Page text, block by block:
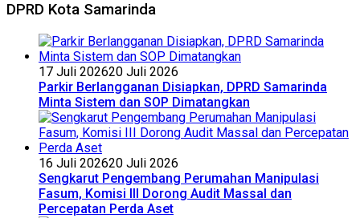
DPRD Kota Samarinda
17 Juli 202620 Juli 2026
Parkir Berlangganan Disiapkan, DPRD Samarinda
Minta Sistem dan SOP Dimatangkan
16 Juli 202620 Juli 2026
Sengkarut Pengembang Perumahan Manipulasi
Fasum, Komisi III Dorong Audit Massal dan
Percepatan Perda Aset